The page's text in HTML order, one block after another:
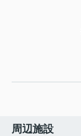
周辺施設